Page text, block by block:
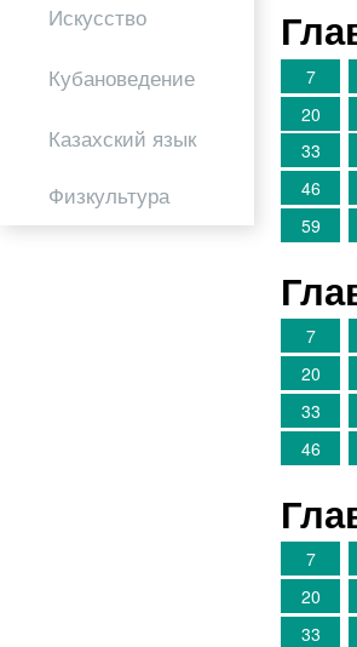
Искусство
Кубановедение
Казахский язык
Физкультура
7
20
33
46
59
7
20
33
46
7
20
33